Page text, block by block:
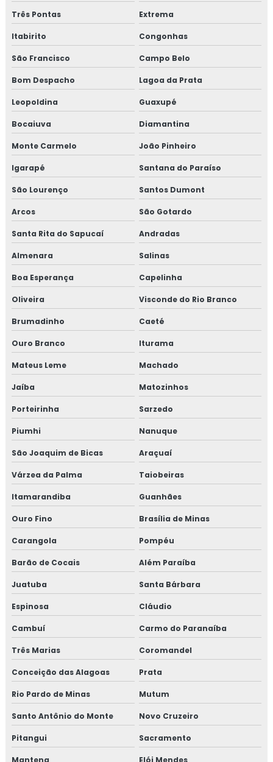
Curso de bpf para indústria de alimentos
Curso fssc
Curso fssc 22000 online
Curso de gerenciamento de resíduos sólidos
Curso de gestão de resíduos
Curso de gestão de resíduos sólidos
Curso iso 17025 online
Curso de rotulagem nutricional
Curso de rotulagem nutricional online
Empresa de consultoria gmp
Empresa de consultoria para setor alimentício
Empresa de consultoria para setor de alimentos
Empresa de treinamento para empresa alimentícia
Empresa de treinamento para setor alimentício
Empresa de treinamento para setor de alimentos
Treinamento em adequação para acreditação na iso
17025
Treinamento em análise crítica de laudos de calibração
Treinamento em análise e diagnóstico de cultura
organizacional
Treinamento em análise sensorial
Treinamento em atualização do manual de bpf
Treinamento em auditoria de fornecedores
Treinamento em auditoria interna
Três Pontas Extrema
Itabirito Congonhas
São Francisco Campo Belo
Bom Despacho Lagoa da Prata
Leopoldina Guaxupé
Bocaiuva Diamantina
Monte Carmelo João Pinheiro
Igarapé Santana do Paraíso
São Lourenço Santos Dumont
Arcos São Gotardo
Santa Rita do Sapucaí Andradas
Almenara Salinas
Boa Esperança Capelinha
Oliveira Visconde do Rio Branco
Brumadinho Caeté
Ouro Branco Iturama
Mateus Leme Machado
Jaíba Matozinhos
Porteirinha Sarzedo
Piumhi Nanuque
São Joaquim de Bicas Araçuaí
Várzea da Palma Taiobeiras
Itamarandiba Guanhães
Ouro Fino Brasília de Minas
Carangola Pompéu
Barão de Cocais Além Paraíba
Juatuba Santa Bárbara
Espinosa Cláudio
Cambuí Carmo do Paranaíba
Três Marias Coromandel
Conceição das Alagoas Prata
Rio Pardo de Minas Mutum
Santo Antônio do Monte Novo Cruzeiro
Pitangui Sacramento
Mantena Elói Mendes